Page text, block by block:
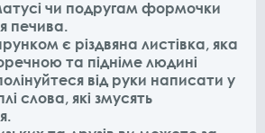
чи подругам формочки
печива.
є різдвяна листівка, яка
та підніме людині
від руки написати у
слова, які змусять